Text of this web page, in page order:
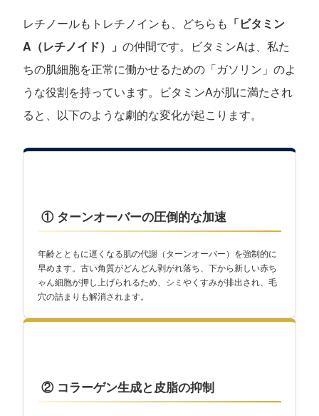
レチノールもトレチノインも、どちらも 「ビタミン
A（レチノイド）」 の仲間です。ビタミンAは、私た
ちの肌細胞を正常に働かせるための「ガソリン」のよ
うな役割を持っています。ビタミンAが肌に満たされ
ると、以下のような劇的な変化が起こります。
① ターンオーバーの圧倒的な加速
年齢とともに遅くなる肌の代謝（ターンオーバー）を強制的に
早めます。古い角質がどんどん剥がれ落ち、下から新しい赤ち
ゃん細胞が押し上げられるため、シミやくすみが排出され、毛
穴の詰まりも解消されます。
② コラーゲン生成と皮脂の抑制